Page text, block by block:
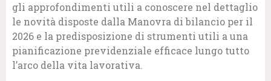
gli approfondimenti utili a conoscere nel dettaglio
le novità disposte dalla Manovra di bilancio per il
2026 e la predisposizione di strumenti utili a una
pianificazione previdenziale efficace lungo tutto
l’arco della vita lavorativa.